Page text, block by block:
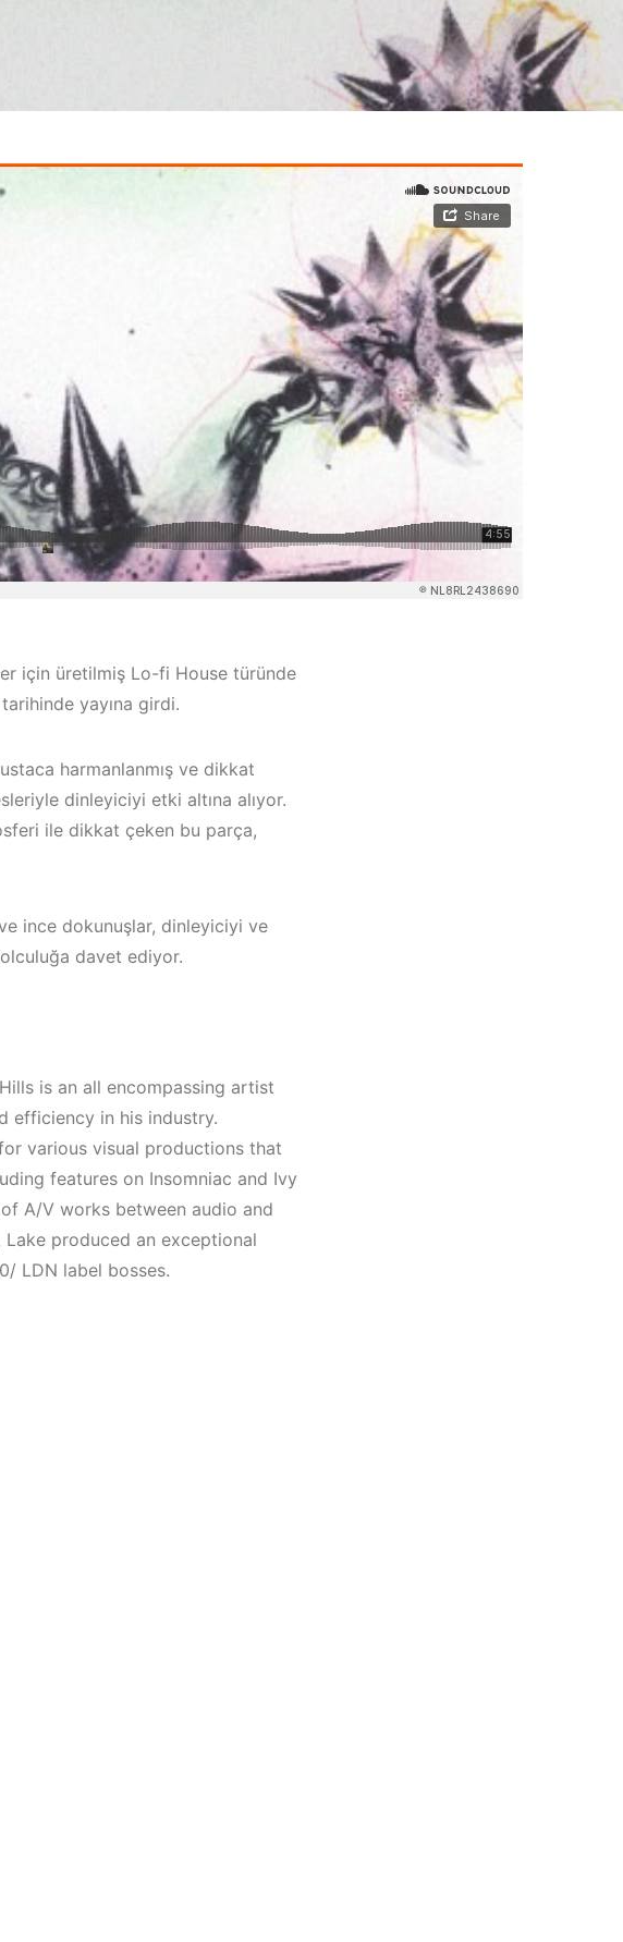
/
Müzik
ve
HEMEN İNCELE
için üretilmiş Lo-fi House türünde
yayına girdi.
harmanlanmış ve dikkat
dinleyiciyi etki altına alıyor.
ile dikkat çeken bu parça,
ince dokunuşlar, dinleyiciyi ve
davet ediyor.
is an all encompassing artist
efficiency in his industry.
various visual productions that
features on Insomniac and Ivy
A/V works between audio and
produced an exceptional
LDN label bosses.